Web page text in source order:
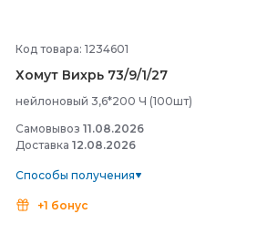
Код товара: 1234601
Хомут Вихрь 73/9/1/27
нейлоновый 3,6*200 Ч (100шт)
Самовывоз 11.08.2026
Доставка 12.08.2026
Способы получения
+1 бонус